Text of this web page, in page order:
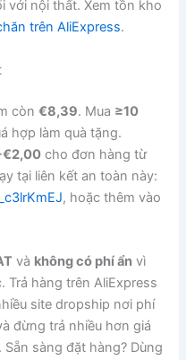
với nội thất. Xem tồn kho
trên AliExpress.
còn€8,39. Mua ≥10
hợp làm quà tặng.
cho đơn hàng từ
tại liên kết an toàn này:
, hoặc thêm vào
và không có phí ẩn vì
Trả hàng trên AliExpress
site dropship nơi phí
đừng trả nhiều hơn giá
. Sẵn sàng đặt hàng? Dùng